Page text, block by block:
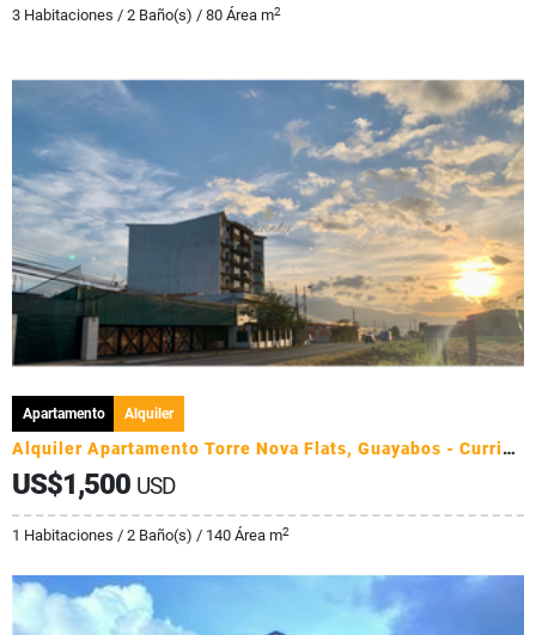
3 Habitaciones / 2 Baño(s) / 80 Área m2
Apartamento Alquiler
Alquiler Apartamento Torre Nova Flats, Guayabos - Curridabat
US$1,500 USD
1 Habitaciones / 2 Baño(s) / 140 Área m2